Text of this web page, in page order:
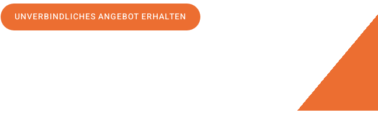
UNVERBINDLICHES ANGEBOT ERHALTEN